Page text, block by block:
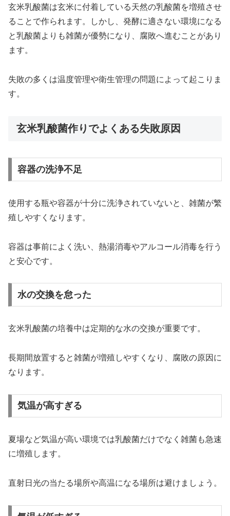
玄米乳酸菌は玄米に付着している天然の乳酸菌を増殖させ
ることで作られます。しかし、発酵に適さない環境になる
と乳酸菌よりも雑菌が優勢になり、腐敗へ進むことがあり
ます。
失敗の多くは温度管理や衛生管理の問題によって起こりま
す。
玄米乳酸菌作りでよくある失敗原因
容器の洗浄不足
使用する瓶や容器が十分に洗浄されていないと、雑菌が繁
殖しやすくなります。
容器は事前によく洗い、熱湯消毒やアルコール消毒を行う
と安心です。
水の交換を怠った
玄米乳酸菌の培養中は定期的な水の交換が重要です。
長期間放置すると雑菌が増殖しやすくなり、腐敗の原因に
なります。
気温が高すぎる
夏場など気温が高い環境では乳酸菌だけでなく雑菌も急速
に増殖します。
直射日光の当たる場所や高温になる場所は避けましょう。